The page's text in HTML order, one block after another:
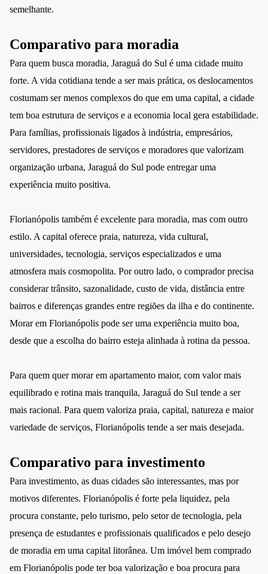
semelhante.
Comparativo para moradia
Para quem busca moradia, Jaraguá do Sul é uma cidade muito
forte. A vida cotidiana tende a ser mais prática, os deslocamentos
costumam ser menos complexos do que em uma capital, a cidade
tem boa estrutura de serviços e a economia local gera estabilidade.
Para famílias, profissionais ligados à indústria, empresários,
servidores, prestadores de serviços e moradores que valorizam
organização urbana, Jaraguá do Sul pode entregar uma
experiência muito positiva.
Florianópolis também é excelente para moradia, mas com outro
estilo. A capital oferece praia, natureza, vida cultural,
universidades, tecnologia, serviços especializados e uma
atmosfera mais cosmopolita. Por outro lado, o comprador precisa
considerar trânsito, sazonalidade, custo de vida, distância entre
bairros e diferenças grandes entre regiões da ilha e do continente.
Morar em Florianópolis pode ser uma experiência muito boa,
desde que a escolha do bairro esteja alinhada à rotina da pessoa.
Para quem quer morar em apartamento maior, com valor mais
equilibrado e rotina mais tranquila, Jaraguá do Sul tende a ser
mais racional. Para quem valoriza praia, capital, natureza e maior
variedade de serviços, Florianópolis tende a ser mais desejada.
Comparativo para investimento
Para investimento, as duas cidades são interessantes, mas por
motivos diferentes. Florianópolis é forte pela liquidez, pela
procura constante, pelo turismo, pelo setor de tecnologia, pela
presença de estudantes e profissionais qualificados e pelo desejo
de moradia em uma capital litorânea. Um imóvel bem comprado
em Florianópolis pode ter boa valorização e boa procura para